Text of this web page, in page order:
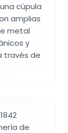
cúpula
amplias
metal
y
través de
de